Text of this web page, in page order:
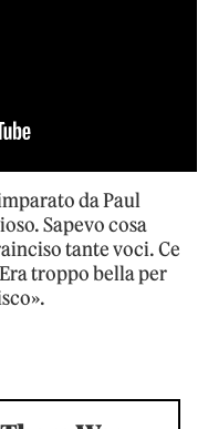
da Paul
Sapevo cosa
tante voci. Ce
troppo bella per